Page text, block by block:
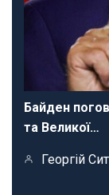
Байден
та Великої…
Георгій